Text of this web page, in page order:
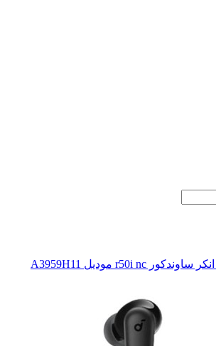
سماعة بلوتوث انكر ساوندكور r50i nc موديل A3959H11